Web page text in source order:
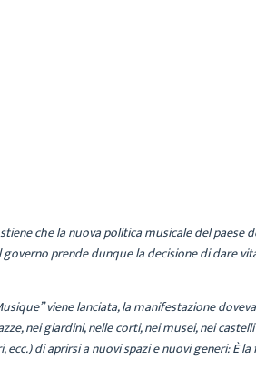
che la nuova politica musicale del
prende dunque la decisione di dare
viene lanciata, la manifestazione
nei giardini, nelle corti, nei musei, nei
di aprirsi a nuovi spazi e nuovi generi: È